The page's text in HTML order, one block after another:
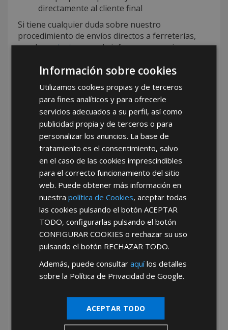
directamente al cliente final
Si tiene cualquier duda sobre nuestro
procedimiento de envíos directos a ferreterías,
puedecontactarnosy le informaremos sin
Nuestra web
Nuestra APP
SIN CANON de entrada
SIN CUOTAS mensuales
SIN PERIODOS de permanencia
SIN CARGOS por publicidad
SIN COMISIONES sobre ventas
SIN IMPORTE mínimo de compras
TOTAL LIBERTAD de compras
TOTAL AUTONOMIA en la gestión de tu
negocio
Información sobre cookies
Utilizamos cookies propias y de terceros
para fines analíticos y para ofrecerle
servicios adecuados a su perfil, así como
publicidad propia y de terceros o para
personalizar los anuncios. La base de
tratamiento es el consentimiento, salvo
en el caso de las cookies imprescindibles
para el correcto funcionamiento del sitio
web. Puede obtener más información en
nuestrapolítica de Cookies, aceptar todas
las cookies pulsando el botónACEPTAR
TODO, configurarlas pulsando el botón
CONFIGURAR COOKIES o rechazar su uso
pulsando el botón RECHAZAR TODO.
Además, puede consultaraquílos detalles
sobre la Política de Privacidad de Google.
ACEPTAR TODO